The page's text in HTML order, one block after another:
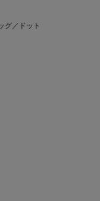
グ／ドット